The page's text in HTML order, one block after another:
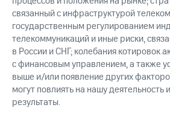
связанный с инфраструктурой
государственным регулированием
телекоммуникаций и иные риски,
в России и СНГ; колебания котировок
с финансовым управлением, а также
выше и/или появление других
могут повлиять на нашу деятельность
результаты.